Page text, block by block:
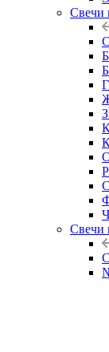
Свечи
Свечи